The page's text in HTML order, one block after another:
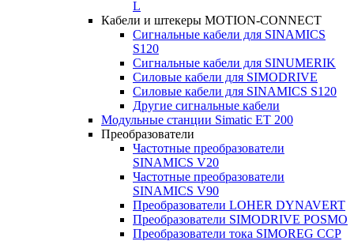
L
Кабели и штекеры MOTION-CONNECT
Сигнальные кабели для SINAMICS
S120
Сигнальные кабели для SINUMERIK
Силовые кабели для SIMODRIVE
Силовые кабели для SINAMICS S120
Другие сигнальные кабели
Модульные станции Simatic ET 200
Преобразователи
Частотные преобразователи
SINAMICS V20
Частотные преобразователи
SINAMICS V90
Преобразователи LOHER DYNAVERT
Преобразователи SIMODRIVE POSMO
Преобразователи тока SIMOREG CCP